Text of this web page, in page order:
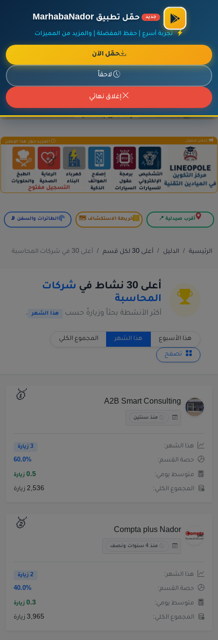
أضف نشاطك مجاناً
جديد حمّل تطبيق MarhabaNador
تجربة أسرع | حفظ المفضلة | والمزيد من المميزات
حمّل الآن
لاحقاً
إغلاق نهائي
إعلان ممول المزيد حول هذا الإعلان
إعلان ممول المزيد حول هذا الإعلان
أقرب صيدلية 📍 خريطة الاستكشاف 🗺️ الطائرات والسفن 📡
الرئيسية الدليل أعلى 30 لكل قسم أعلى 30 في شركات المحاسبة
أعلى 30 نشاط في
شركات
المحاسبة
أكثر الأنشطة بحثاً وزيارةً حسب هذا الشهر .
هذا الأسبوع هذا الشهر المجموع الكلي
تصفح
🥇 A2B Smart Consulting
منذ سنتين
هذا الشهر: 3 زيارة
حصة القسم: 60.0%
متوسط يومي: 0.5 زيارة
المجموع الكلي: 2,536 زيارة
🥈 Compta plus Nador
منذ 4 سنوات ونصف
هذا الشهر: 2 زيارة
حصة القسم: 40.0%
متوسط يومي: 0.3 زيارة
المجموع الكلي: 3,965 زيارة